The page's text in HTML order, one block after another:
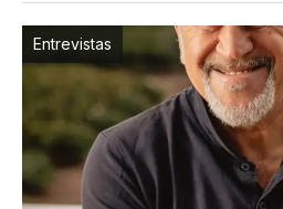
Entrevistas